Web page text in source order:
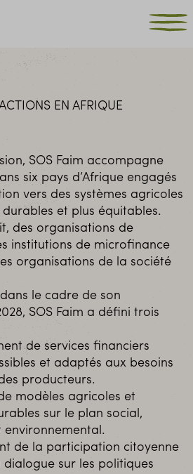
EN AFRIQUE
SOS Faim accompagne
six pays d’Afrique engagés
vers des systèmes agricoles
et plus équitables.
des organisations de
institutions de microfinance
organisations de la société
le cadre de son
SOS Faim a défini trois
de services financiers
et adaptés aux besoins
producteurs.
modèles agricoles et
sur le plan social,
environnemental.
de la participation citoyenne
sur les politiques